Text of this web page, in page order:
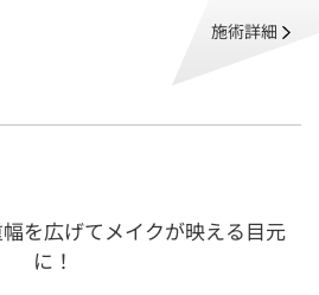
施術詳細
幅を広げてメイクが映える目元
に！